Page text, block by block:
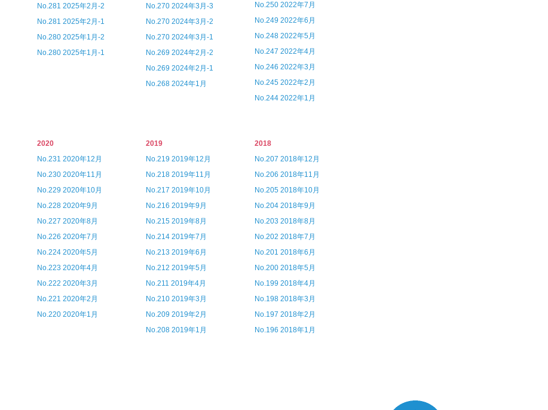
No.281 2025年2月-2
No.281 2025年2月-1
No.280 2025年1月-2
No.280 2025年1月-1
No.270 2024年3月-3
No.270 2024年3月-2
No.270 2024年3月-1
No.269 2024年2月-2
No.269 2024年2月-1
No.268 2024年1月
No.250 2022年7月
No.249 2022年6月
No.248 2022年5月
No.247 2022年4月
No.246 2022年3月
No.245 2022年2月
No.244 2022年1月
2020
No.231 2020年12月
No.230 2020年11月
No.229 2020年10月
No.228 2020年9月
No.227 2020年8月
No.226 2020年7月
No.224 2020年5月
No.223 2020年4月
No.222 2020年3月
No.221 2020年2月
No.220 2020年1月
2019
No.219 2019年12月
No.218 2019年11月
No.217 2019年10月
No.216 2019年9月
No.215 2019年8月
No.214 2019年7月
No.213 2019年6月
No.212 2019年5月
No.211 2019年4月
No.210 2019年3月
No.209 2019年2月
No.208 2019年1月
2018
No.207 2018年12月
No.206 2018年11月
No.205 2018年10月
No.204 2018年9月
No.203 2018年8月
No.202 2018年7月
No.201 2018年6月
No.200 2018年5月
No.199 2018年4月
No.198 2018年3月
No.197 2018年2月
No.196 2018年1月